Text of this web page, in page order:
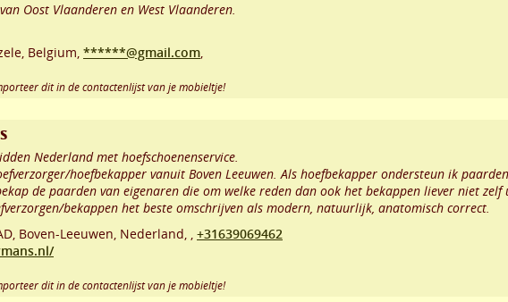
Oost Vlaanderen en West Vlaanderen.
, Belgium, ******@gmail.com,
dit in de contactenlijst van je mobieltje!
Nederland met hoefschoenenservice.
hoefbekapper vanuit Boven Leeuwen. Als hoefbekapper ondersteun ik
de paarden van eigenaren die om welke reden dan ook het bekappen liever niet zelf
bekappen het beste omschrijven als modern, natuurlijk, anatomisch correct.
, Boven-Leeuwen, Nederland, , +31639069462
dit in de contactenlijst van je mobieltje!